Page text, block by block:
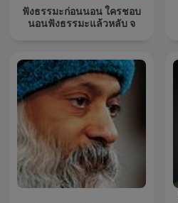
ฟังธรรมะก่อนนอน ใครชอบ
นอนฟังธรรมะแล้วหลับ จ